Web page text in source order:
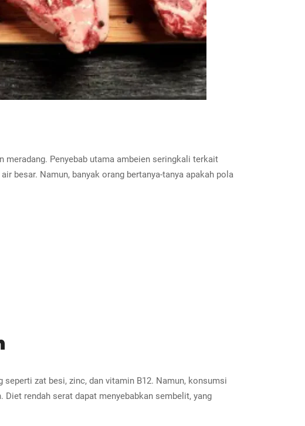
Penyebab utama ambeien seringkali terkait
besar. Namun, banyak orang bertanya-tanya apakah pola
zat besi, zinc, dan vitamin B12. Namun, konsumsi
rendah serat dapat menyebabkan sembelit, yang